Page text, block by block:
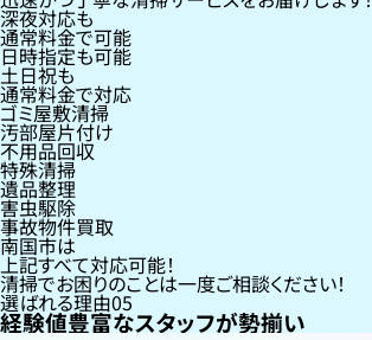
深夜対応も
通常料金で可能
日時指定も可能
土日祝も
通常料金で対応
ゴミ屋敷清掃
汚部屋片付け
不用品回収
特殊清掃
遺品整理
害虫駆除
事故物件買取
南国市は
上記すべて対応可能！
清掃でお困りのことは一度ご相談ください！
選ばれる理由05
経験値豊富なスタッフが勢揃い